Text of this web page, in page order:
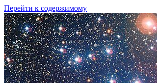
Перейти к содержимому